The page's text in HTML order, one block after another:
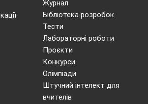
Журнал
Бібліотека розробок
Тести
Лабораторні роботи
Проєкти
Конкурси
Олімпіади
Штучний інтелект для
вчителів